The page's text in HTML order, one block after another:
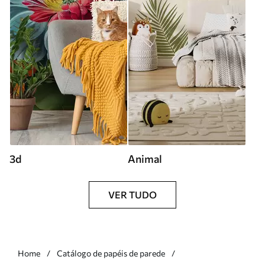
3d Animal
VER TUDO
Home
Catálogo de papéis de parede